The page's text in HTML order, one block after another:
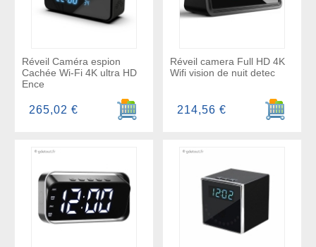
Réveil Caméra espion
Cachée Wi-Fi 4K ultra HD
Ence
Ajouter au panier
265,02 €
Réveil camera Full HD 4K
Wifi vision de nuit detec
Ajouter
214,56 €